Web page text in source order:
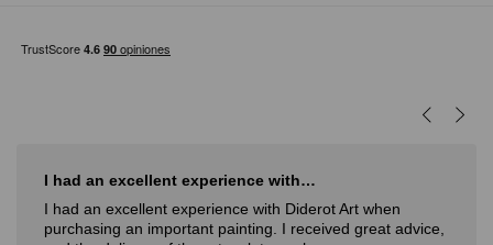
I had an excellent experience with…
I had an excellent experience with Diderot Art when
purchasing an important painting. I received great advice,